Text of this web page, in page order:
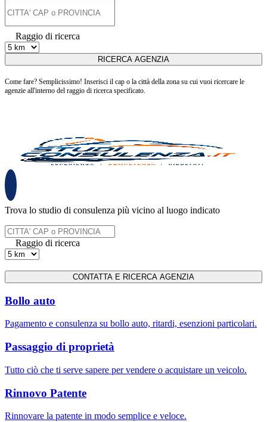
Raggio di ricerca
Come fare? Semplicissimo! Inserisci il cap o la città della zona su cui vuoi ricercare le
agenzie all'interno del raggio di ricerca specificato.
Trova lo studio di consulenza più vicino al luogo indicato
Raggio di ricerca
Bollo auto
Pagamento e consulenza su bollo auto, ritardi, esenzioni particolari.
Passaggio di proprietà
Tutto ciò che ti serve sapere per vendere o acquistare un veicolo.
Rinnovo Patente
Rinnovare la patente in modo semplice e veloce.